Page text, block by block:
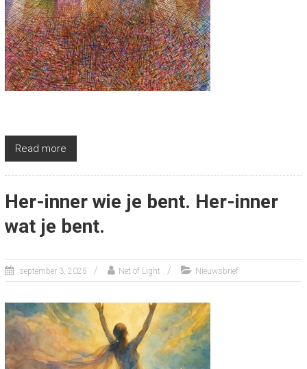
Read more
Her-inner wie je bent. Her-inner
wat je bent.
september 3, 2025 Net of Light Nieuwsbrief